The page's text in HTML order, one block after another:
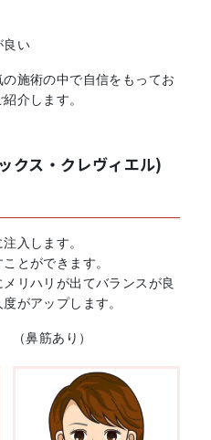
良い
施術の中で自信をもってお
介します。
クス・クレヴィエル)
入します。
とができます。
リハリが出てバランスが良
がアップします。
（鼻筋あり）